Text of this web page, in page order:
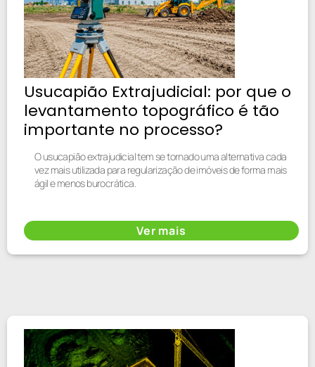
Usucapião Extrajudicial: por que o
levantamento topográfico é tão
importante no processo?
O usucapião extrajudicial tem se tornado uma alternativa cada
vez mais utilizada para regularização de imóveis de forma mais
ágil e menos burocrática.
Ver mais